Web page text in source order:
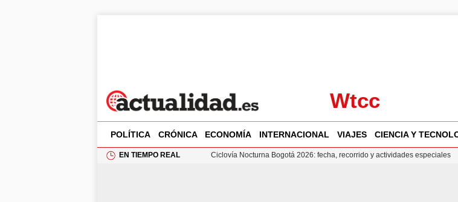
Wtcc
POLÍTICA CRÓNICA ECONOMÍA INTERNACIONAL VIAJES CIENCIA Y
EN TIEMPO REAL
Ciclovía Nocturna Bogotá 2026: fecha, recorrido y actividades especiales